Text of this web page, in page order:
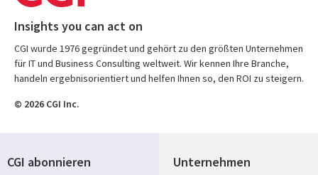
Insights you can act on
CGI wurde 1976 gegründet und gehört zu den größten Unternehmen
für IT und Business Consulting weltweit. Wir kennen Ihre Branche,
handeln ergebnisorientiert und helfen Ihnen so, den ROI zu steigern.
© 2026 CGI Inc.
Unternehmen
CGI abonnieren